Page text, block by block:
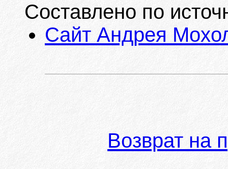
Составлено по
Сайт Андрея
Возврат на